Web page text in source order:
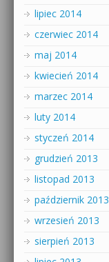
lipiec 2014
czerwiec 2014
maj 2014
kwiecień 2014
marzec 2014
luty 2014
styczeń 2014
grudzień 2013
listopad 2013
październik 2013
wrzesień 2013
sierpień 2013